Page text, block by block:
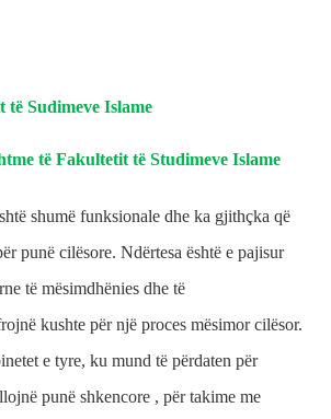
Sudimeve Islame
shumë funksionale dhe ka gjithçka që
punë cilësore. Ndërtesa është e pajisur
të mësimdhënies dhe të
kushte për një proces mësimor cilësor.
e tyre, ku mund të përdaten për
punë shkencore , për takime me